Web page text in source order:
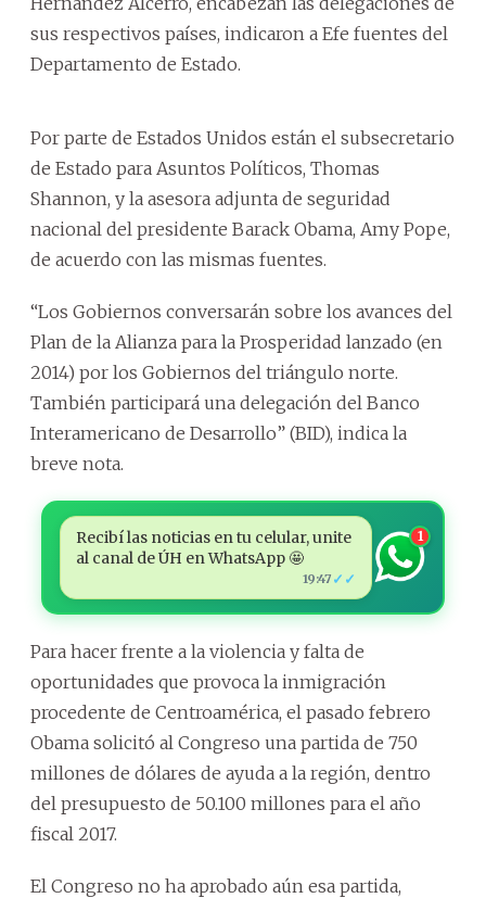
sus respectivos países, indicaron a Efe fuentes del
Departamento de Estado.
Por parte de Estados Unidos están el subsecretario
de Estado para Asuntos Políticos, Thomas
Shannon, y la asesora adjunta de seguridad
nacional del presidente Barack Obama, Amy Pope,
de acuerdo con las mismas fuentes.
“Los Gobiernos conversarán sobre los avances del
Plan de la Alianza para la Prosperidad lanzado (en
2014) por los Gobiernos del triángulo norte.
También participará una delegación del Banco
Interamericano de Desarrollo” (BID), indica la
breve nota.
Recibí las noticias en tu celular, unite
al canal de ÚH en WhatsApp 🤩
19:47 ✓✓
1
Para hacer frente a la violencia y falta de
oportunidades que provoca la inmigración
procedente de Centroamérica, el pasado febrero
Obama solicitó al Congreso una partida de 750
millones de dólares de ayuda a la región, dentro
del presupuesto de 50.100 millones para el año
fiscal 2017.
El Congreso no ha aprobado aún esa partida,